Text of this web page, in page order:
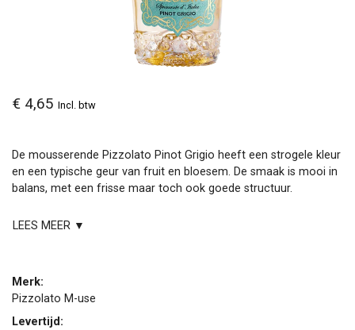
€ 4,65 Incl. btw
De mousserende Pizzolato Pinot Grigio heeft een strogele kleur
en een typische geur van fruit en bloesem. De smaak is mooi in
balans, met een frisse maar toch ook goede structuur.
LEES MEER ▼
Merk:
Pizzolato M-use
Levertijd: